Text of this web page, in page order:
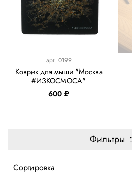
арт. 0199
Коврик для мыши "Москва
#ИЗКОСМОСА"
600 ₽
Фильтры